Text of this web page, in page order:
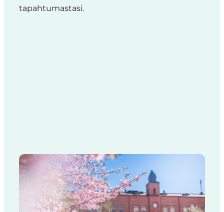
tapahtumastasi.